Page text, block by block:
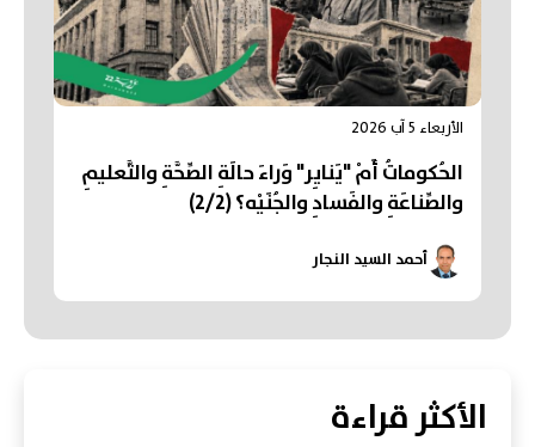
الأربعاء 5 آب 2026
الحُكوماتُ أَمْ "يَنايِر" وَراءَ حالَةِ الصِّحَّةِ والتَّعليمِ
والصِّناعَةِ والفَسادِ والجُنَيْه؟ (2/2)
أحمد السيد النجار
الأكثر قراءة